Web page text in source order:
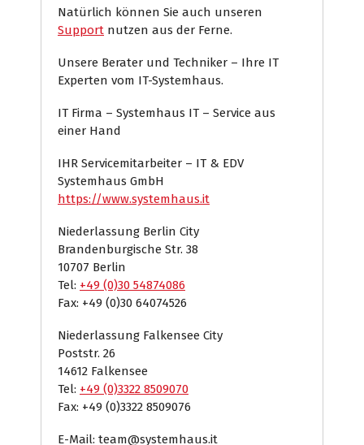
Natürlich können Sie auch unseren
Support nutzen aus der Ferne.
Unsere Berater und Techniker – Ihre IT
Experten vom IT-Systemhaus.
IT Firma – Systemhaus IT – Service aus
einer Hand
IHR Servicemitarbeiter – IT & EDV
Systemhaus GmbH
https://www.systemhaus.it
Niederlassung Berlin City
Brandenburgische Str. 38
10707 Berlin
Tel: +49 (0)30 54874086
Fax: +49 (0)30 64074526
Niederlassung Falkensee City
Poststr. 26
14612 Falkensee
Tel: +49 (0)3322 8509070
Fax: +49 (0)3322 8509076
E-Mail: team@systemhaus.it